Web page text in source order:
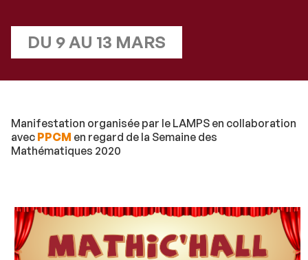
DU 9 AU 13 MARS
Manifestation organisée par le LAMPS en collaboration
avec PPCM en regard de la Semaine des
Mathématiques 2020